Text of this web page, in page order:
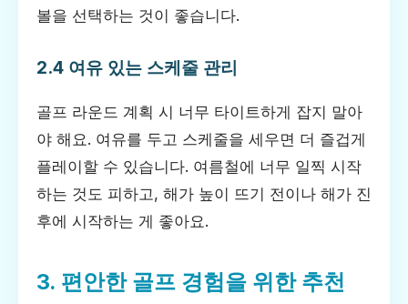
볼을 선택하는 것이 좋습니다.
2.4 여유 있는 스케줄 관리
골프 라운드 계획 시 너무 타이트하게 잡지 말아
야 해요. 여유를 두고 스케줄을 세우면 더 즐겁게
플레이할 수 있습니다. 여름철에 너무 일찍 시작
하는 것도 피하고, 해가 높이 뜨기 전이나 해가 진
후에 시작하는 게 좋아요.
3. 편안한 골프 경험을 위한 추천